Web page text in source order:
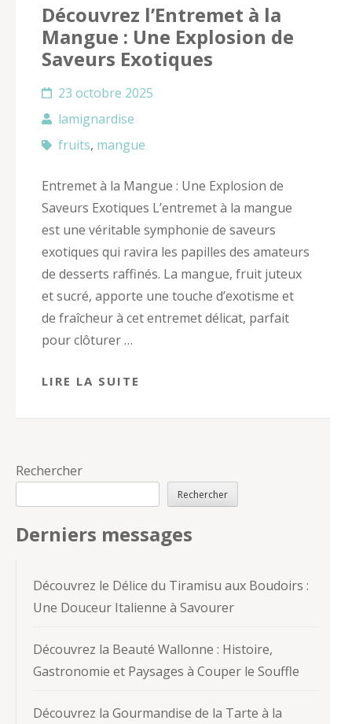
Découvrez l’Entremet à la
Mangue : Une Explosion de
Saveurs Exotiques
23 octobre 2025
lamignardise
fruits, mangue
Entremet à la Mangue : Une Explosion de
Saveurs Exotiques L’entremet à la mangue
est une véritable symphonie de saveurs
exotiques qui ravira les papilles des amateurs
de desserts raffinés. La mangue, fruit juteux
et sucré, apporte une touche d’exotisme et
de fraîcheur à cet entremet délicat, parfait
pour clôturer …
LIRE LA SUITE
Rechercher
Rechercher
Derniers messages
Découvrez le Délice du Tiramisu aux Boudoirs :
Une Douceur Italienne à Savourer
Découvrez la Beauté Wallonne : Histoire,
Gastronomie et Paysages à Couper le Souffle
Découvrez la Gourmandise de la Tarte à la